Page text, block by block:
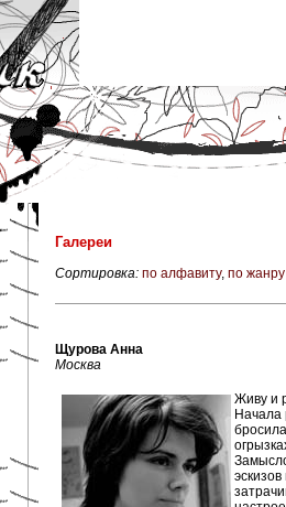
Галереи
Сортировка: по алфавиту, по
Щурова Анна
Москва
Живу и
Начала